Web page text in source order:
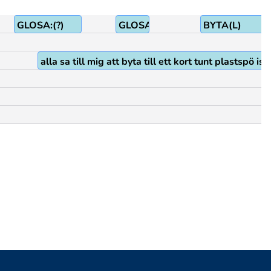
GLOSA:(?) GLOSA:(LÅTA-VARA)BYTA(L)
alla sa till mig att byta till ett kort tunt plastspö